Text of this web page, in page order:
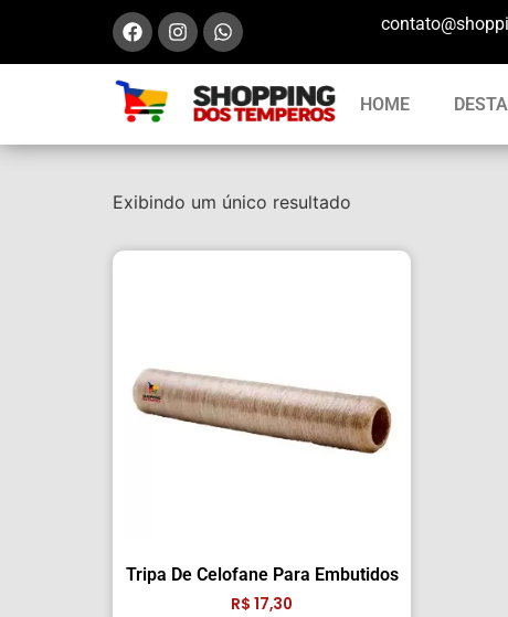
HOME
Exibindo um único resultado
Tripa De Celofane Para Embutidos
R$ 17,30